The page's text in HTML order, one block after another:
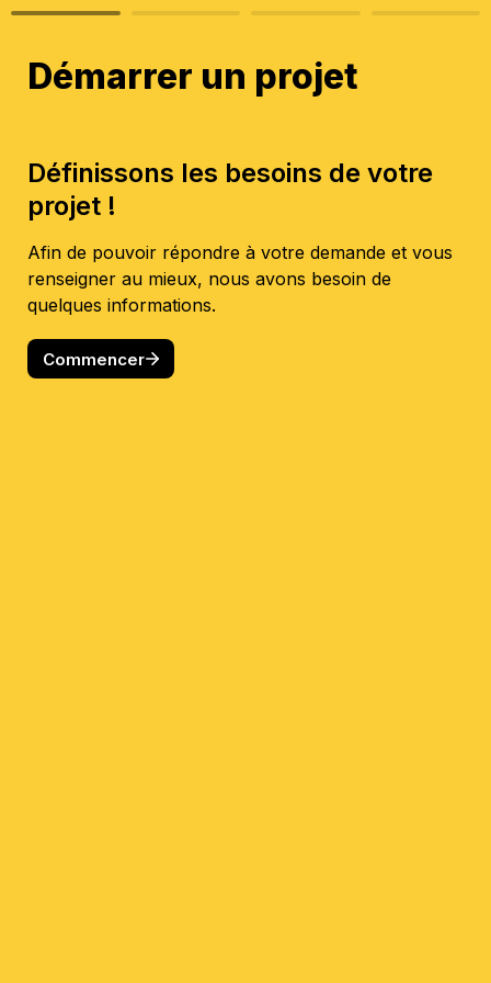
Démarrer un projet
Définissons les besoins de votre
projet !
Afin de pouvoir répondre à votre demande et vous
renseigner au mieux, nous avons besoin de
quelques informations.
Commencer